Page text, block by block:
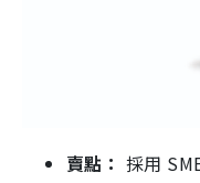
賣點： 採用